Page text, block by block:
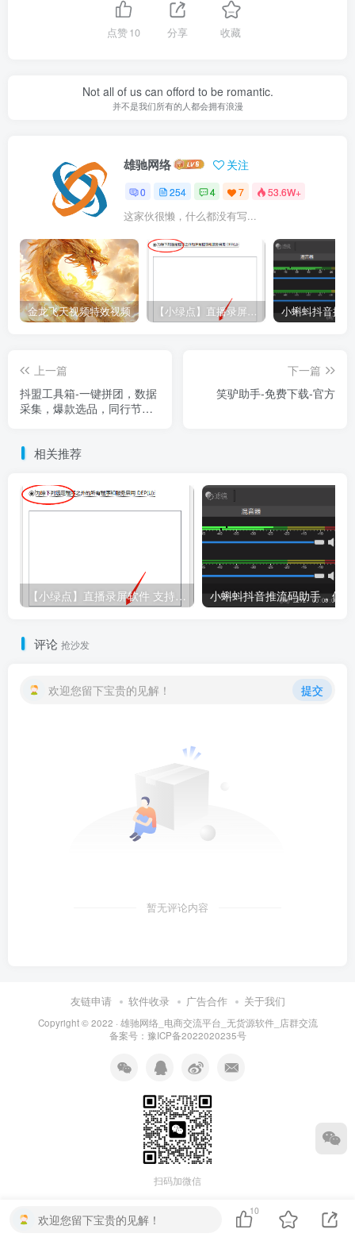
点赞10 分享 收藏
Not all of us can offord to be romantic.
并不是我们所有的人都会拥有浪漫
雄驰网络 关注
0 254 4 7 53.6W+
这家伙很懒，什么都没有写...
金龙飞天视频特效视频 【小绿点】直播录屏软件 支持抖音快手直播屏幕高清录制
上一篇
抖盟工具箱-一键拼团，数据
采集，爆款选品，同行节流
下一篇
笑驴助手-免费下载-官方
相关推荐
【小绿点】直播录屏软件 支持抖音快手直播屏幕高清录制
评论 抢沙发
欢迎您留下宝贵的见解！ 提交
暂无评论内容
友链申请 软件收录 广告合作 关于我们
Copyright © 2022 · 雄驰网络_电商交流平台_无货源软件_店群交流
备案号： 豫ICP备2022020235号
扫码加微信
欢迎您留下宝贵的见解！
10